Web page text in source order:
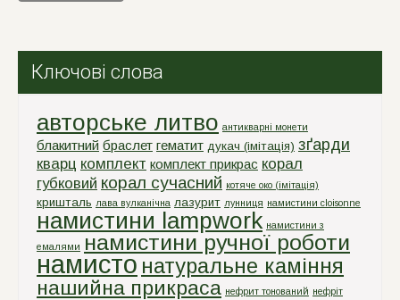
Ключові слова
авторське литво антикварні монети
блакитний браслет гематит дукач (імітація) зґарди
кварц комплект комплект прикрас корал
губковий корал сучасний котяче око (імітація)
кришталь лава вулканічна лазурит лунниця намистини cloisonne
намистини lampwork намистини з
емалями намистини ручної роботи
намисто натуральне каміння
нашийна прикраса нефрит тонований нефріт